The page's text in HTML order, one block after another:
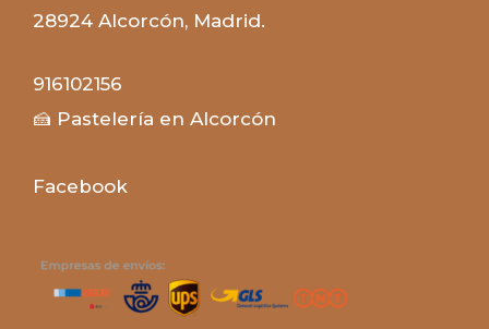
28924 Alcorcón, Madrid.
916102156
🍰 Pastelería en Alcorcón
Facebook